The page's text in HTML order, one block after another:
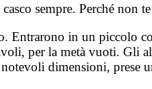
sempre. Perché non
Entrarono in un piccolo
per la metà vuoti.
dimensioni, prese